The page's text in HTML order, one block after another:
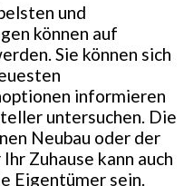
und
können auf
Sie können sich
informieren
untersuchen. Die
Neubau oder der
Zuhause kann auch
Eigentümer sein.